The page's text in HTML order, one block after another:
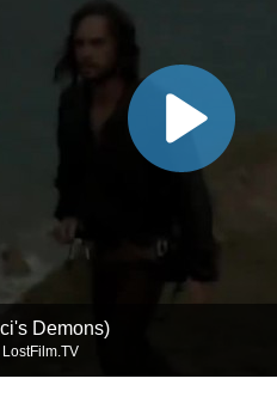
Demons)